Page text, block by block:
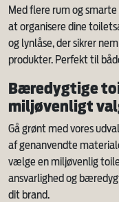
Med flere rum og
at organisere dine
og lynlåse, der sikrer
produkter. Perfekt til
Bæredygtige
miljøvenligt
Gå grønt med vores
af genanvendte
vælge en miljøvenlig
ansvarlighed og
dit brand.